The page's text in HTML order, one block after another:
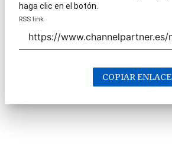
haga clic en el botón.
RSS link
COPIAR ENLACE